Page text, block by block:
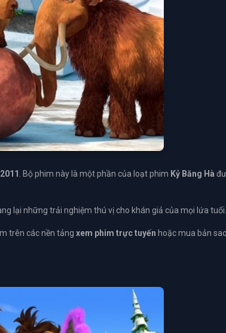
2011 . Bộ phim này là một phần của loạt phim Kỷ Băng Hà
lại những trải nghiệm thú vị cho khán giả của mọi lứa tuổi.
trên các nền tảng xem phim trực tuyến hoặc mua bản sao